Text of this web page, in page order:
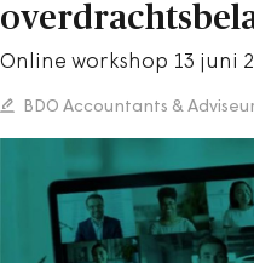
Online workshop 13 juni
BDO Accountants &